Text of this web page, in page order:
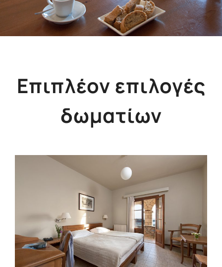
Επιπλέον επιλογές
δωματίων